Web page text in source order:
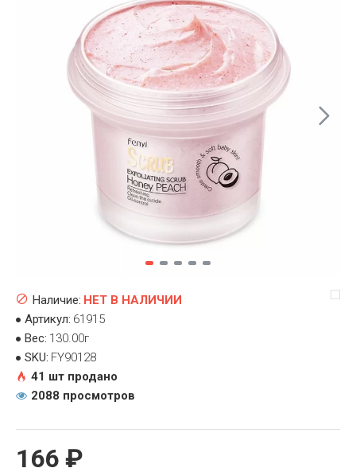
166 ₽
Наличие: НЕТ В НАЛИЧИИ
Артикул: 61915
Вес: 130.00г
SKU: FY90128
41 шт продано
2088 просмотров